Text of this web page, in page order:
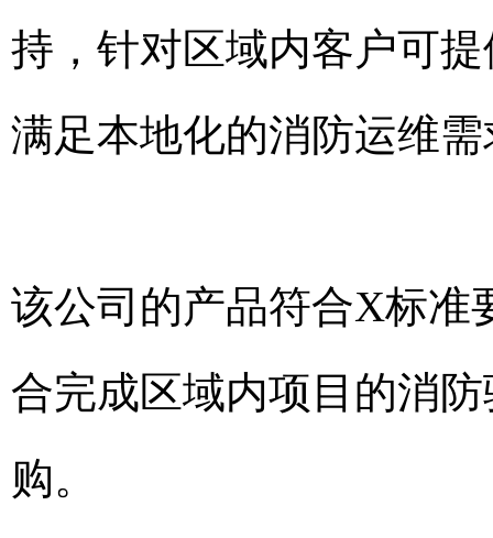
持，针对区域内客户可
满足本地化的消防运维
该公司的产品符合X标准
合完成区域内项目的消
购。